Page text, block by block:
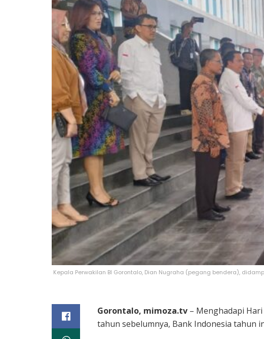
Kepala Perwakilan BI Gorontalo, Dian Nugraha (pegang bendera),
Gorontalo, mimoza.tv – Menghadapi
tahun sebelumnya, Bank Indonesia tahun